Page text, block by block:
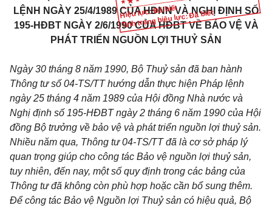
Hiệu lực: Đã biết
Tình trạng hiệu lực: Đã biết
LỆNH NGÀY 25/4/1989 CỦA HĐNN VÀ NGHỊ ĐỊNH SỐ
195-HĐBT NGÀY 2/6/1990 CỦA HĐBT VỀ BẢO VỆ VÀ
PHÁT TRIỂN NGUỒN LỢI THUỶ SẢN
Ngày 30 tháng 8 năm 1990, Bộ Thuỷ sản đã ban hành
Thông tư số 04-TS/TT hướng dẫn thực hiện Pháp lệnh
ngày 25 tháng 4 năm 1989 của Hội đồng Nhà nước và
Nghị định số 195-HĐBT ngày 2 tháng 6 năm 1990 của Hội
đồng Bộ trưởng về bảo vệ và phát triển nguồn lợi thuỷ sản.
Nhiều năm qua, Thông tư 04-TS/TT đã là cơ sở pháp lý
quan trọng giúp cho công tác Bảo vệ nguồn lợi thuỷ sản,
tuy nhiên, đến nay, một số quy định trong các bảng của
Thông tư đã không còn phù hợp hoặc cần bổ sung thêm.
Để công tác Bảo vệ Nguồn lợi Thuỷ sản có hiệu quả, Bộ